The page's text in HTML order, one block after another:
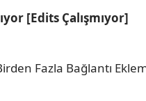
[Edits Çalışmıyor]